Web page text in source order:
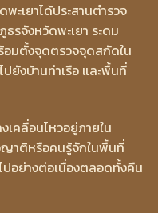
ะเยาได้ประสานตำรวจ
รจังหวัดพะเยา ระดม
อมตั้งจุดตรวจจุดสกัดใน
ยังบ้านท่าเรือ และพื้นที่
เคลื่อนไหวอยู่ภายใน
ญาติหรือคนรู้จักในพื้นที่
อย่างต่อเนื่องตลอดทั้งคืน